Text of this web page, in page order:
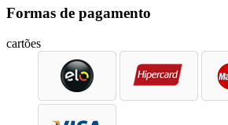
Formas de pagamento
cartões